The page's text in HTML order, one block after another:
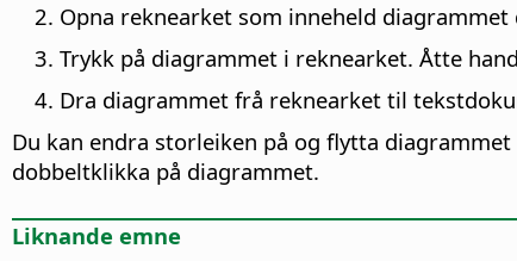
Opna reknearket som inneheld diagrammet
Trykk på diagrammet i reknearket. Åtte
Dra diagrammet frå reknearket til
Du kan endra storleiken på og flytta
dobbeltklikka på diagrammet.
Liknande emne